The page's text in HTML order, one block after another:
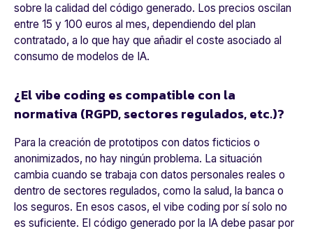
sobre la calidad del código generado. Los precios oscilan
entre 15 y 100 euros al mes, dependiendo del plan
contratado, a lo que hay que añadir el coste asociado al
consumo de modelos de IA.
¿El vibe coding es compatible con la
normativa (RGPD, sectores regulados, etc.)?
Para la creación de prototipos con datos ficticios o
anonimizados, no hay ningún problema. La situación
cambia cuando se trabaja con datos personales reales o
dentro de sectores regulados, como la salud, la banca o
los seguros. En esos casos, el vibe coding por sí solo no
es suficiente. El código generado por la IA debe pasar por